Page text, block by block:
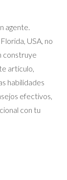
agente.
USA, no
construye
artículo,
habilidades
efectivos,
con tu